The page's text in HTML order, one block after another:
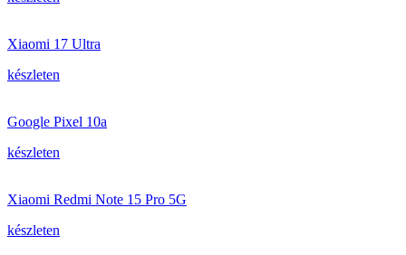
Xiaomi 17 Ultra
készleten
Google Pixel 10a
készleten
Xiaomi Redmi Note 15 Pro 5G
készleten